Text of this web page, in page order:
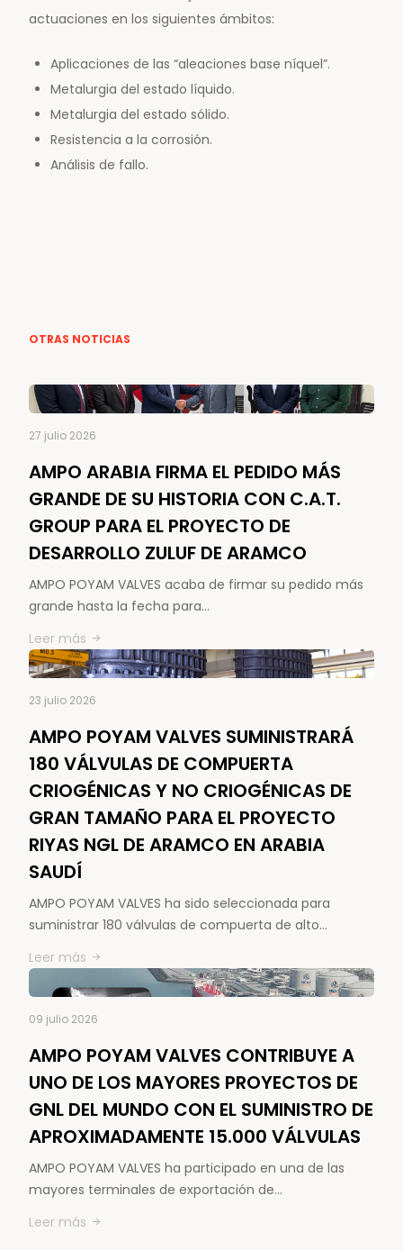
actuaciones en los siguientes ámbitos:
Aplicaciones de las “aleaciones base níquel”.
Metalurgia del estado líquido.
Metalurgia del estado sólido.
Resistencia a la corrosión.
Análisis de fallo.
OTRAS NOTICIAS
27 julio 2026
AMPO ARABIA FIRMA EL PEDIDO MÁS
GRANDE DE SU HISTORIA CON C.A.T.
GROUP PARA EL PROYECTO DE
DESARROLLO ZULUF DE ARAMCO
AMPO POYAM VALVES acaba de firmar su pedido más
grande hasta la fecha para…
Leer más
23 julio 2026
AMPO POYAM VALVES SUMINISTRARÁ
180 VÁLVULAS DE COMPUERTA
CRIOGÉNICAS Y NO CRIOGÉNICAS DE
GRAN TAMAÑO PARA EL PROYECTO
RIYAS NGL DE ARAMCO EN ARABIA
SAUDÍ
AMPO POYAM VALVES ha sido seleccionada para
suministrar 180 válvulas de compuerta de alto…
Leer más
09 julio 2026
AMPO POYAM VALVES CONTRIBUYE A
UNO DE LOS MAYORES PROYECTOS DE
GNL DEL MUNDO CON EL SUMINISTRO DE
APROXIMADAMENTE 15.000 VÁLVULAS
AMPO POYAM VALVES ha participado en una de las
mayores terminales de exportación de…
Leer más